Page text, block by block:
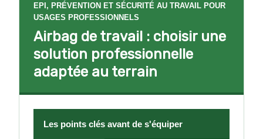
EPI, PRÉVENTION ET SÉCURITÉ AU TRAVAIL POUR
USAGES PROFESSIONNELS
Airbag de travail : choisir une
solution professionnelle
adaptée au terrain
Les points clés avant de s'équiper